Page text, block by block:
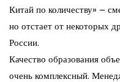
Китай по количеству» –
но отстает от некоторых
России.
Качество образования
очень комплексный.